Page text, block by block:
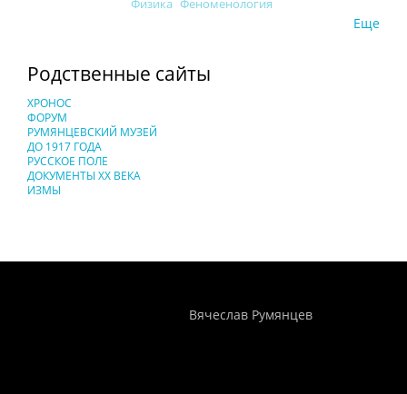
Физика Феноменология
Еще
Родственные сайты
ХРОНОС
ФОРУМ
РУМЯНЦЕВСКИЙ МУЗЕЙ
ДО 1917 ГОДА
РУССКОЕ ПОЛЕ
ДОКУМЕНТЫ XX ВЕКА
ИЗМЫ
Вячеслав Румянцев